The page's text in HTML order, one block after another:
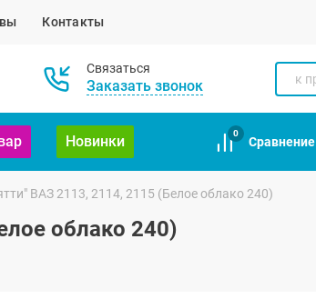
Контакты
Связаться
Заказать звонок
Новинки
0
Сравнение
ВАЗ 2113, 2114, 2115 (Белое облако 240)
облако 240)